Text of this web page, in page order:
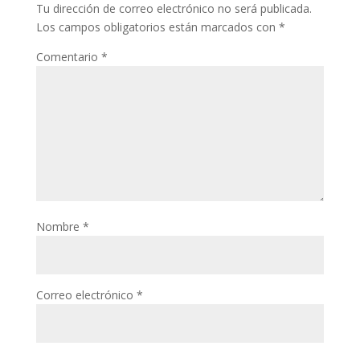
Tu dirección de correo electrónico no será publicada.
Los campos obligatorios están marcados con *
Comentario *
Nombre *
Correo electrónico *